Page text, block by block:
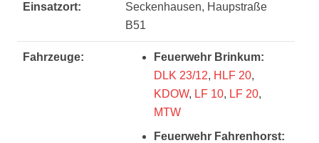
Einsatzort:
Seckenhausen, Haupstraße
B51
Fahrzeuge:
Feuerwehr Brinkum:
DLK 23/12, HLF 20,
KDOW, LF 10, LF 20,
MTW
Feuerwehr Fahrenhorst: